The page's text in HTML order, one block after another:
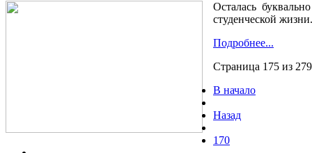
Осталась
студенческой жизни.
Подробнее...
Страница 175 из 279
В начало
Назад
170